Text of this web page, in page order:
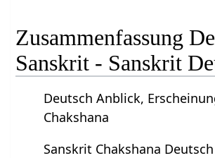
Zusammenfassung
Sanskrit - Sanskrit
Deutsch Anblick,
Chakshana
Sanskrit Chakshana